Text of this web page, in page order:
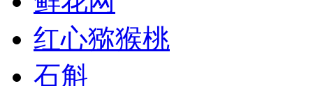
红心猕猴桃
石斛